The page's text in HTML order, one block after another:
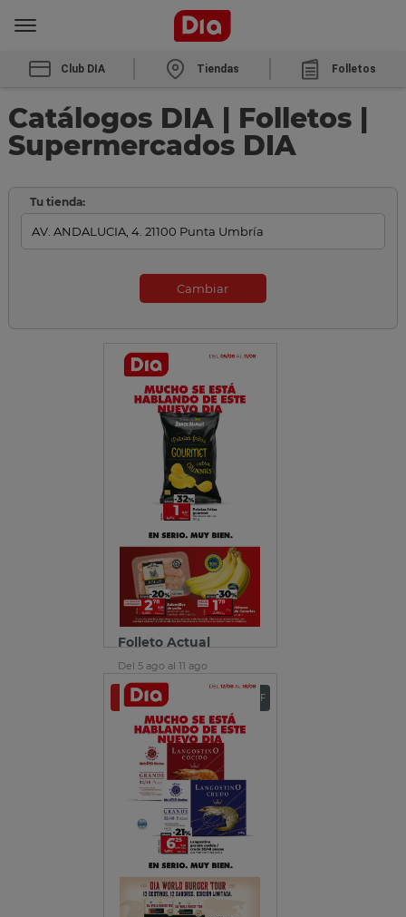
Club DIA Tiendas Folletos
Catálogos DIA | Folletos |
Supermercados DIA
Tu tienda:
Cambiar
Folleto Actual
Del 5 ago al 11 ago
Ver folleto Descargar PDF